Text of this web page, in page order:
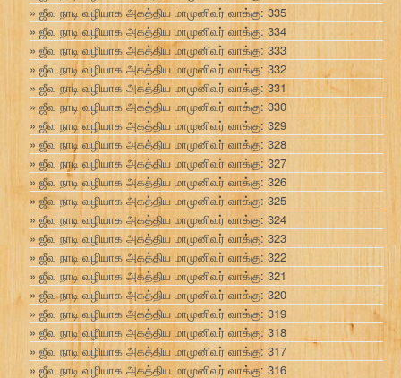
ஜீவ நாடி வழியாக அகத்திய மாமுனிவர் வாக்கு: 335
ஜீவ நாடி வழியாக அகத்திய மாமுனிவர் வாக்கு: 334
ஜீவ நாடி வழியாக அகத்திய மாமுனிவர் வாக்கு: 333
ஜீவ நாடி வழியாக அகத்திய மாமுனிவர் வாக்கு: 332
ஜீவ நாடி வழியாக அகத்திய மாமுனிவர் வாக்கு: 331
ஜீவ நாடி வழியாக அகத்திய மாமுனிவர் வாக்கு: 330
ஜீவ நாடி வழியாக அகத்திய மாமுனிவர் வாக்கு: 329
ஜீவ நாடி வழியாக அகத்திய மாமுனிவர் வாக்கு: 328
ஜீவ நாடி வழியாக அகத்திய மாமுனிவர் வாக்கு: 327
ஜீவ நாடி வழியாக அகத்திய மாமுனிவர் வாக்கு: 326
ஜீவ நாடி வழியாக அகத்திய மாமுனிவர் வாக்கு: 325
ஜீவ நாடி வழியாக அகத்திய மாமுனிவர் வாக்கு: 324
ஜீவ நாடி வழியாக அகத்திய மாமுனிவர் வாக்கு: 323
ஜீவ நாடி வழியாக அகத்திய மாமுனிவர் வாக்கு: 322
ஜீவ நாடி வழியாக அகத்திய மாமுனிவர் வாக்கு: 321
ஜீவ நாடி வழியாக அகத்திய மாமுனிவர் வாக்கு: 320
ஜீவ நாடி வழியாக அகத்திய மாமுனிவர் வாக்கு: 319
ஜீவ நாடி வழியாக அகத்திய மாமுனிவர் வாக்கு: 318
ஜீவ நாடி வழியாக அகத்திய மாமுனிவர் வாக்கு: 317
ஜீவ நாடி வழியாக அகத்திய மாமுனிவர் வாக்கு: 316